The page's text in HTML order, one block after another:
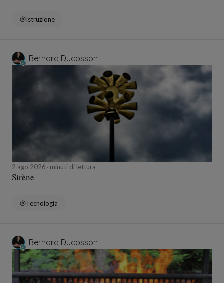
Istruzione
Bernard Ducosson
2 ago 2026 minuti di lettura
Sirène
Tecnologia
Bernard Ducosson